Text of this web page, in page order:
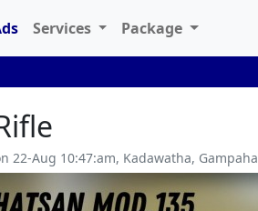
Services Package
22-Aug 10:47:am, Kadawatha, Gampaha